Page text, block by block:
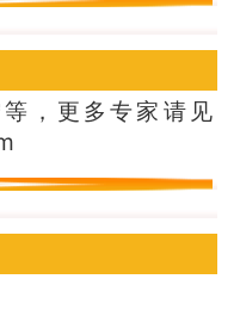
，更多专家请见